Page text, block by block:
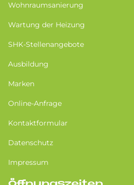
Wohnraumsanierung
Wartung der Heizung
SHK-Stellenangebote
Ausbildung
Marken
Online-Anfrage
Kontaktformular
Datenschutz
Impressum